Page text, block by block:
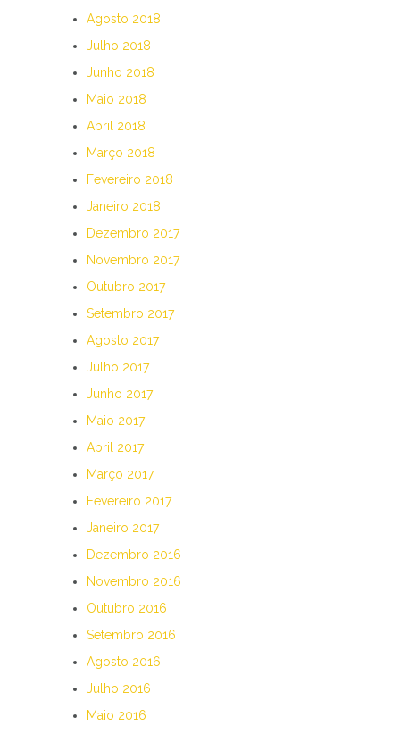
Agosto 2018
Julho 2018
Junho 2018
Maio 2018
Abril 2018
Março 2018
Fevereiro 2018
Janeiro 2018
Dezembro 2017
Novembro 2017
Outubro 2017
Setembro 2017
Agosto 2017
Julho 2017
Junho 2017
Maio 2017
Abril 2017
Março 2017
Fevereiro 2017
Janeiro 2017
Dezembro 2016
Novembro 2016
Outubro 2016
Setembro 2016
Agosto 2016
Julho 2016
Maio 2016